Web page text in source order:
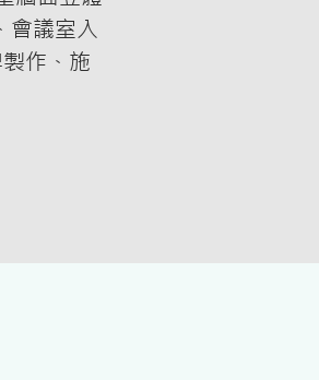
會議室入
作、施